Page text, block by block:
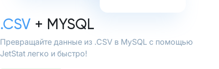
.CSV + MYSQL
Превращайте данные из .CSV в MySQL с помощью
JetStat легко и быстро!